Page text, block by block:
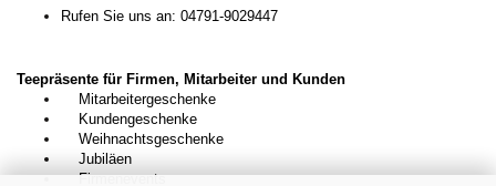
Rufen Sie uns an: 04791-9029447
Teepräsente für Firmen, Mitarbeiter und Kunden
Mitarbeitergeschenke
Kundengeschenke
Weihnachtsgeschenke
Jubiläen
Firmenevents